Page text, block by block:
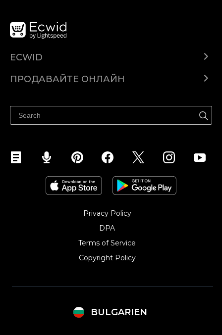
ECWID
Помощен център
ПРОДАВАЙТЕ ОНЛАЙН
Продавайте във Facebook
Продавайте в Instagram
Privacy Policy
DPA
Terms of Service
Copyright Policy‎
BULGARIEN